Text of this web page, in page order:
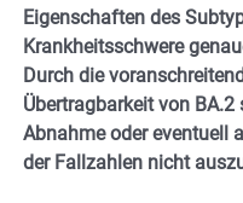
Eigenschaften des
Krankheitsschwere
Durch die
Übertragbarkeit von
Abnahme oder eventuell
der Fallzahlen nicht